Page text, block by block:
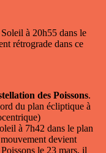
à 20h55 dans le
rétrograde dans ce
des Poissons.
du plan écliptique à
à 7h42 dans le plan
devient
le 23 mars, il